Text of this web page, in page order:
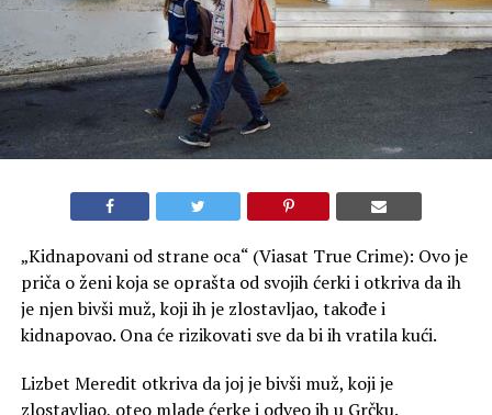
„Kidnapovani od strane oca“ (Viasat True Crime): Ovo je
priča o ženi koja se oprašta od svojih ćerki i otkriva da ih
je njen bivši muž, koji ih je zlostavljao, takođe i
kidnapovao. Ona će rizikovati sve da bi ih vratila kući.
Lizbet Meredit otkriva da joj je bivši muž, koji je
zlostavljao, oteo mlade ćerke i odveo ih u Grčku.